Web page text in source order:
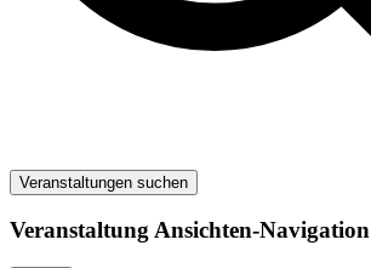
Veranstaltungen suchen
Veranstaltung Ansichten-Navigation